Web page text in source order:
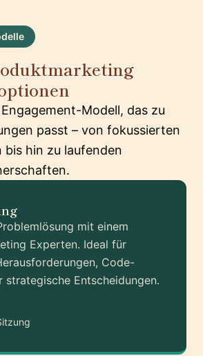
Modell, das zu
passt – von fokussierten
bis hin zu laufenden
mit einem
Experten. Ideal für
Code-
strategische Entscheidungen.